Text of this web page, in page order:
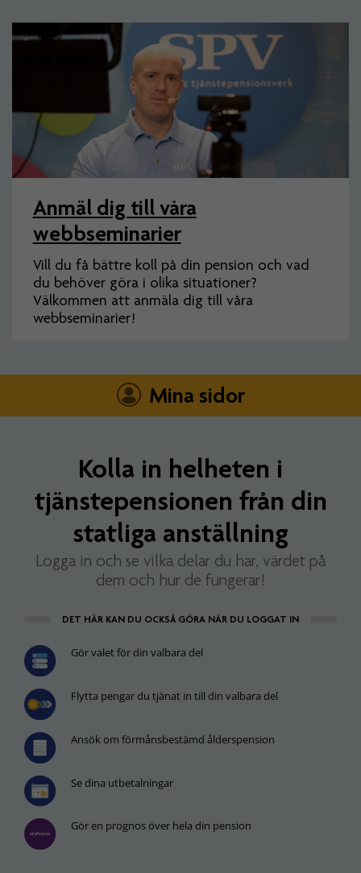
Anmäl dig till våra
webbseminarier
Vill du få bättre koll på din pension och vad
du behöver göra i olika situationer?
Välkommen att anmäla dig till våra
webbseminarier!
Mina sidor
Kolla in helheten i
tjänstepensionen från din
statliga anställning
Logga in och se vilka delar du har, värdet på
dem och hur de fungerar!
DET HÄR KAN DU OCKSÅ GÖRA NÄR DU LOGGAT IN
Gör valet för din valbara del
Flytta pengar du tjänat in till din valbara del
Ansök om förmånsbestämd ålderspension
Se dina utbetalningar
Gör en prognos över hela din pension